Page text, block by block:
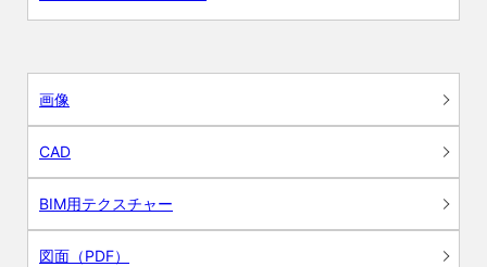
画像
CAD
BIM用テクスチャー
図面（PDF）